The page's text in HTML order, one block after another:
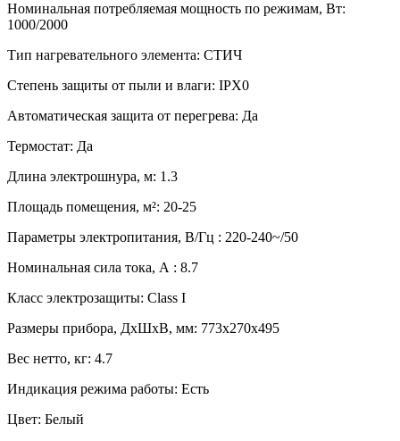
Номинальная потребляемая мощность по режимам, Вт:
1000/2000
Тип нагревательного элемента: СТИЧ
Степень защиты от пыли и влаги: IPX0
Автоматическая защита от перегрева: Да
Термостат: Да
Длина электрошнура, м: 1.3
Площадь помещения, м²: 20-25
Параметры электропитания, В/Гц : 220-240~/50
Номинальная сила тока, А : 8.7
Класс электрозащиты: Class I
Размеры прибора, ДхШхВ, мм: 773x270x495
Вес нетто, кг: 4.7
Индикация режима работы: Есть
Цвет: Белый